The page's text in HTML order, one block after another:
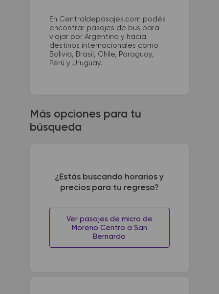
En Centraldepasajes.com podés
encontrar pasajes de bus para
viajar por Argentina y hacia
destinos internacionales como
Bolivia, Brasil, Chile, Paraguay,
Perú y Uruguay.
Más opciones para tu
búsqueda
¿Estás buscando horarios y
precios para tu regreso?
Ver pasajes de micro de
Moreno Centro a San
Bernardo